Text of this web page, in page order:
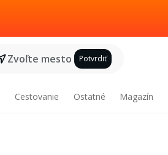
Zvoľte mesto Potvrdiť
Cestovanie Ostatné Magazín